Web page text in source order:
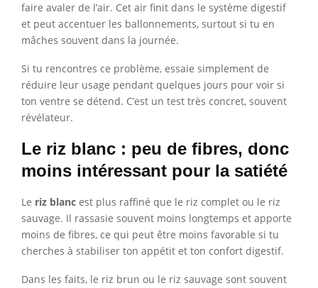
faire avaler de l’air. Cet air finit dans le système digestif
et peut accentuer les ballonnements, surtout si tu en
mâches souvent dans la journée.
Si tu rencontres ce problème, essaie simplement de
réduire leur usage pendant quelques jours pour voir si
ton ventre se détend. C’est un test très concret, souvent
révélateur.
Le riz blanc : peu de fibres, donc
moins intéressant pour la satiété
Le riz blanc est plus raffiné que le riz complet ou le riz
sauvage. Il rassasie souvent moins longtemps et apporte
moins de fibres, ce qui peut être moins favorable si tu
cherches à stabiliser ton appétit et ton confort digestif.
Dans les faits, le riz brun ou le riz sauvage sont souvent